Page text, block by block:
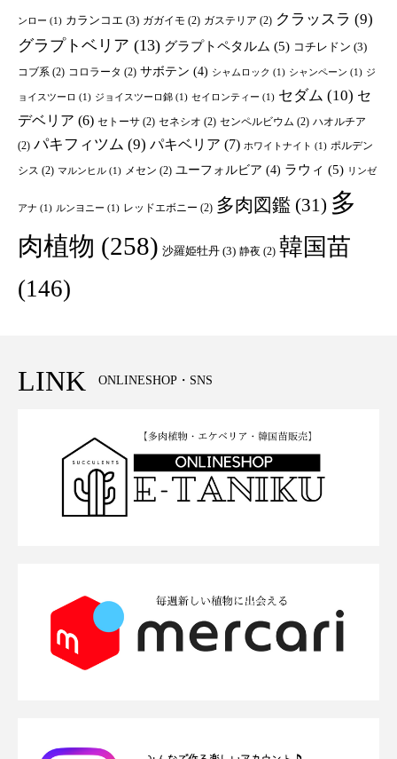
ンロー (1) カランコエ (3) ガガイモ (2) ガステリア (2) クラッスラ (9)
グラプトベリア (13) グラプトペタルム (5) コチレドン (3)
コブ系 (2) コロラータ (2) サボテン (4) シャムロック (1) シャンペーン (1) ジ
ョイスツーロ (1) ジョイスツーロ錦 (1) セイロンティー (1) セダム (10) セ
デベリア (6) セトーサ (2) セネシオ (2) センペルビウム (2) ハオルチア
(2) パキフィツム (9) パキベリア (7) ホワイトナイト (1) ポルデン
シス (2) マルンヒル (1) メセン (2) ユーフォルビア (4) ラウィ (5) リンゼ
アナ (1) ルンヨニー (1) レッドエボニー (2) 多肉図鑑 (31) 多
肉植物 (258) 沙羅姫牡丹 (3) 静夜 (2) 韓国苗
(146)
LINK ONLINESHOP・SNS